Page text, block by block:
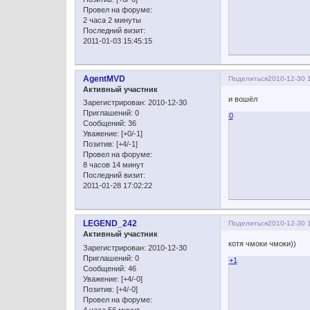
Провел на форуме:
2 часа 2 минуты
Последний визит:
2011-01-03 15:45:15
Поделиться2010-12-30
AgentMVD
Активный участник
Зарегистрирован: 2010-12-30
Приглашений: 0
Сообщений: 36
Уважение: [+0/-1]
Позитив: [+4/-1]
Провел на форуме:
8 часов 14 минут
Последний визит:
2011-01-28 17:02:22
и вошёл
0
Поделиться2010-12-30
LEGEND_242
Активный участник
Зарегистрирован: 2010-12-30
Приглашений: 0
Сообщений: 46
Уважение: [+4/-0]
Позитив: [+4/-0]
Провел на форуме:
котя чмоки чмоки))
+1